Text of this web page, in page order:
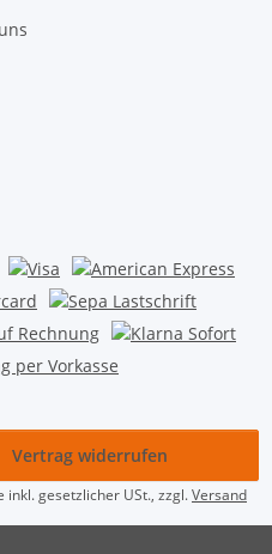
Vertrag widerrufen
inkl. gesetzlicher USt., zzgl.Versand